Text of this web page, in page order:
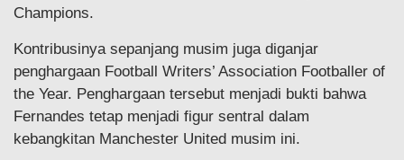
Champions.
Kontribusinya sepanjang musim juga diganjar
penghargaan Football Writers’ Association Footballer of
the Year. Penghargaan tersebut menjadi bukti bahwa
Fernandes tetap menjadi figur sentral dalam
kebangkitan Manchester United musim ini.